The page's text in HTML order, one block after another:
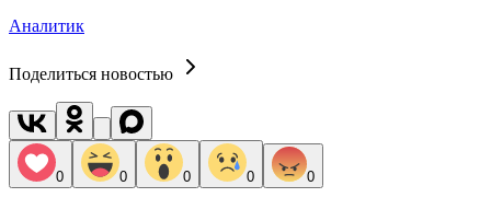
Аналитик
Поделиться новостью
0 0 0 0 0